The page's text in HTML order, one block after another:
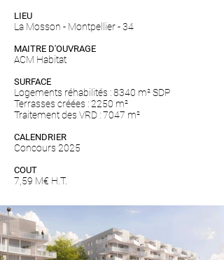
LIEU
La Mosson - Montpellier - 34
MAITRE D'OUVRAGE
ACM Habitat
SURFACE
Logements réhabilités : 8340 m² SDP
Terrasses créées : 2250 m²
Traitement des VRD : 7047 m²
CALENDRIER
Concours 2025
COUT
7,59 M€ H.T.